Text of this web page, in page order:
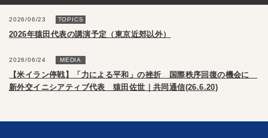
2026/06/23 TOPICS
2026年猿田代表の講演予定（東京近郊以外）
2026/06/24 MEDIA
【米イラン停戦】「力による平和」の挫折 国際秩序回復の機会に
新外交イニシアティブ代表 猿田佐世｜共同通信(26.6.20)